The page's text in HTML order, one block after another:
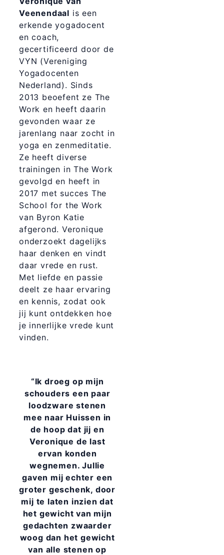
Veenendaal is een
erkende yogadocent
en coach,
gecertificeerd door de
VYN (Vereniging
Yogadocenten
Nederland). Sinds
2013 beoefent ze The
Work en heeft daarin
gevonden waar ze
jarenlang naar zocht in
yoga en zenmeditatie.
Ze heeft diverse
trainingen in The Work
gevolgd en heeft in
2017 met succes The
School for the Work
van Byron Katie
afgerond. Veronique
onderzoekt dagelijks
haar denken en vindt
daar vrede en rust.
Met liefde en passie
deelt ze haar ervaring
en kennis, zodat ook
jij kunt ontdekken hoe
je innerlijke vrede kunt
vinden.
“Ik droeg op mijn
schouders een paar
loodzware stenen
mee naar Huissen in
de hoop dat jij en
Veronique de last
ervan konden
wegnemen. Jullie
gaven mij echter een
groter geschenk, door
mij te laten inzien dat
het gewicht van mijn
gedachten zwaarder
woog dan het gewicht
van alle stenen op